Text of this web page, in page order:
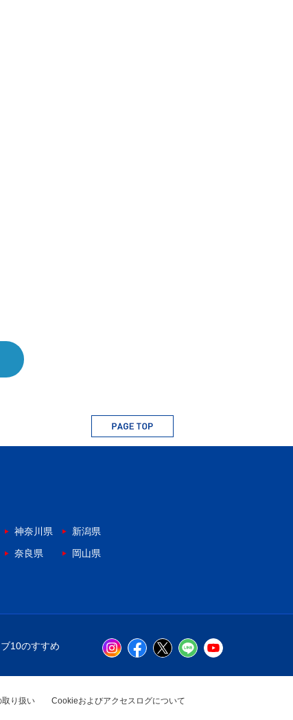
神奈川県
新潟県
奈良県
岡山県
10のすすめ
取り扱い
Cookieおよびアクセスログについて